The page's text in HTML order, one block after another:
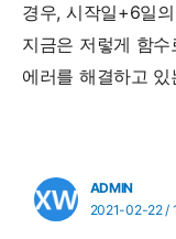
경우, 시작일+6일
지금은 저렇게 함
에러를 해결하고
ADMIN
2021-02-22 /